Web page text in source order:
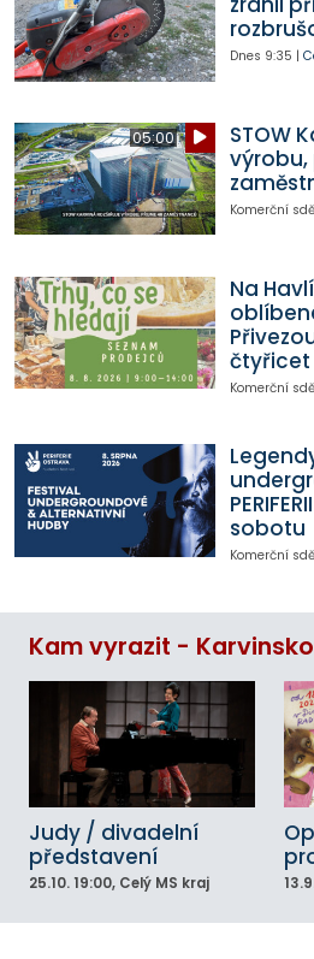
Dnes 9:35 |
05:00
STOW
výrobu,
Komerční
Na
čtyřicet
Komerční
sobotu
Komerční
Kam vyrazit - Karvinsko
Judy / divadelní
představení
25.10. 19:00, Celý MS kraj